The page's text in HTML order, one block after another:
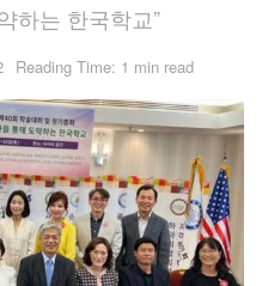
하는 한국학교”
Reading Time: 1 min read